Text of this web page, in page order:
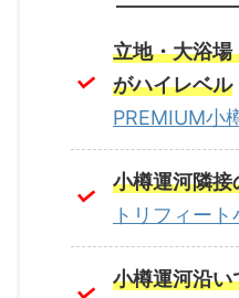
立地・大浴場
がハイレベル
PREMIUM小
小樽運河隣接
トリフィー
小樽運河沿い